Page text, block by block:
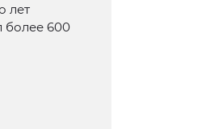
лет
более 600